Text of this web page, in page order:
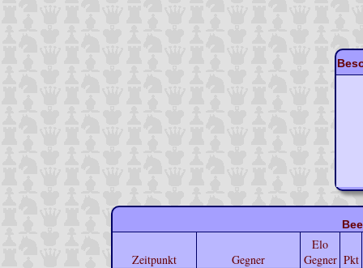
Zeitpunkt Gegner
Elo
Gegner Pkt